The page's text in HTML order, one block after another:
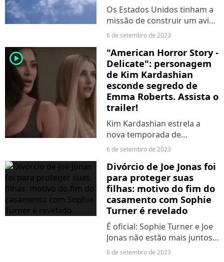
Os Estados Unidos tinham a
missão de construir um avião
espião poderoso que fosse
radar. Para isso, precisaram
pegar um mineral que estava
com a URSS.
6 de setembro de 2023
player2
"American Horror Story -
Delicate": personagem
de Kim Kardashian
esconde segredo de
Emma Roberts. Assista o
trailer!
Kim Kardashian estrela a
nova temporada de
"American Horror Story" ao
atriz interpreta uma
assistente de celebridade e
esconde mais segredos do
que parece.
6 de setembro de 2023
Divórcio de Joe Jonas foi
para proteger suas
filhas: motivo do fim do
casamento com Sophie
Turner é revelado
É oficial: Sophie Turner e Joe
Jonas não estão mais juntos!
Os artistas ficaram juntos
6 de setembro de 2023